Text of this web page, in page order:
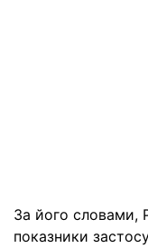
За його словами,
показники